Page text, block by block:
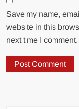
Save my name,
website in this
next time I comment.